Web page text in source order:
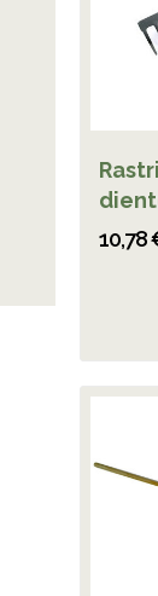
10,78